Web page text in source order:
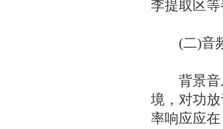
李提取区
(二)音
背景音乐
境，对功
率响应应